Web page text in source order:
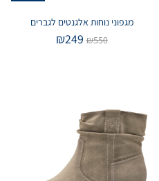
מגפוני נוחות אלגנטים לגברים
₪550
₪249